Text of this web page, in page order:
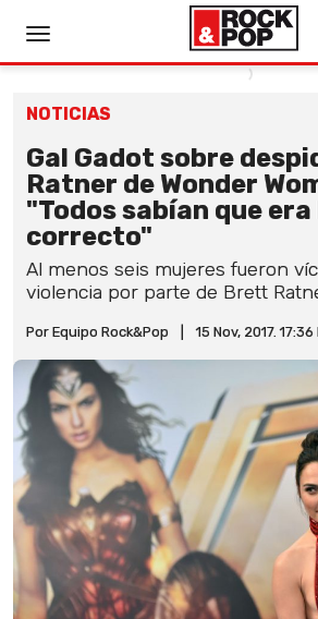
NOTICIAS
Gal Gadot sobre
Ratner de Wonder
"Todos sabían que era
correcto"
Al menos seis mujeres fueron
violencia por parte de Brett
Por Equipo Rock&Pop 15 Nov, 2017.